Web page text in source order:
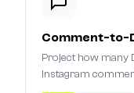
Comment-to-
Project how many
Instagram